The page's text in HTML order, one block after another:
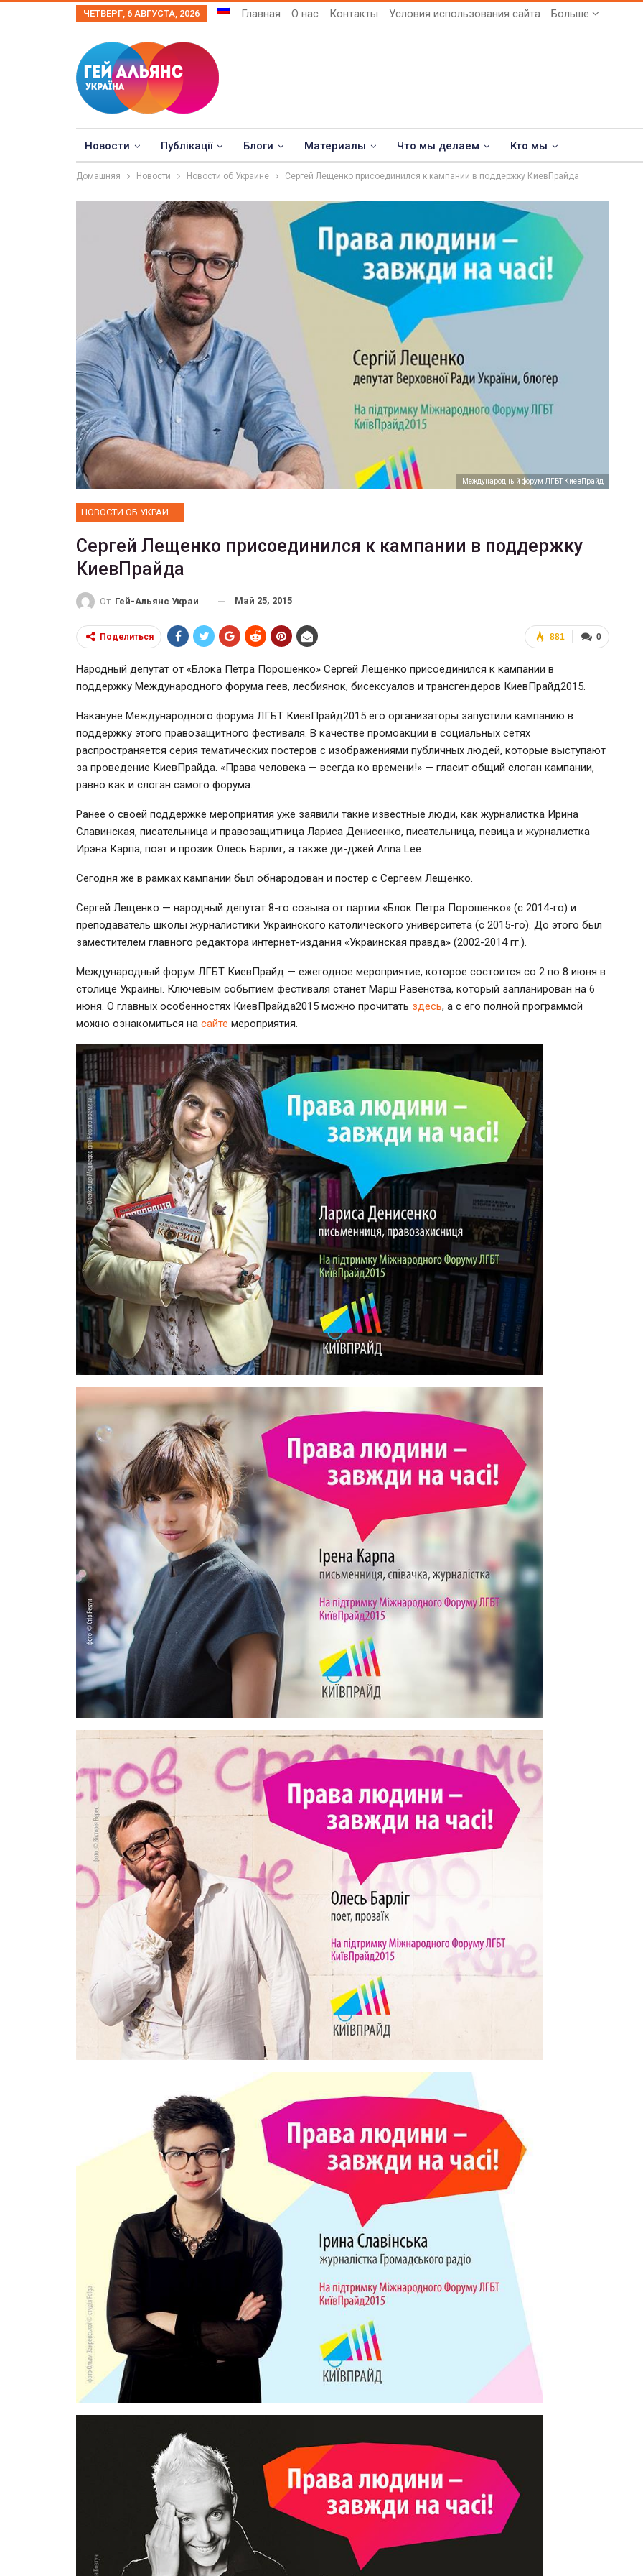
ЧЕТВЕРГ, 6 АВГУСТА, 2026 Главная О нас Контакты Условия использования сайта Больше
Новости Публікації Блоги Материалы Что мы делаем Кто мы
Домашняя Новости Новости об Украине Сергей Лещенко присоединился к кампании в поддержку КиевПрайда
Международный форум ЛГБТ КиевПрайд
НОВОСТИ ОБ УКРАИНЕ
Сергей Лещенко присоединился к кампании в поддержку
КиевПрайда
От Гей-Альянс Украина Май 25, 2015
0
881
Поделиться
Народный депутат от «Блока Петра Порошенко» Сергей Лещенко присоединился к кампании в
поддержку Международного форума геев, лесбиянок, бисексуалов и трансгендеров КиевПрайд2015.
Накануне Международного форума ЛГБТ КиевПрайд2015 его организаторы запустили кампанию в
поддержку этого правозащитного фестиваля. В качестве промоакции в социальных сетях
распространяется серия тематических постеров с изображениями публичных людей, которые выступают
за проведение КиевПрайда. «Права человека — всегда ко времени!» — гласит общий слоган кампании,
равно как и слоган самого форума.
Ранее о своей поддержке мероприятия уже заявили такие известные люди, как журналистка Ирина
Славинская, писательница и правозащитница Лариса Денисенко, писательница, певица и журналистка
Ирэна Карпа, поэт и прозик Олесь Барлиг, а также ди-джей Anna Lee.
Сегодня же в рамках кампании был обнародован и постер с Сергеем Лещенко.
Сергей Лещенко — народный депутат 8-го созыва от партии «Блок Петра Порошенко» (с 2014-го) и
преподаватель школы журналистики Украинского католического университета (с 2015-го). До этого был
заместителем главного редактора интернет-издания «Украинская правда» (2002-2014 гг.).
Международный форум ЛГБТ КиевПрайд — ежегодное мероприятие, которое состоится со 2 по 8 июня в
столице Украины. Ключевым событием фестиваля станет Марш Равенства, который запланирован на 6
июня. О главных особенностях КиевПрайда2015 можно прочитать здесь, а с его полной программой
можно ознакомиться на сайте мероприятия.
ФОТО
Военнослужащие-трансгендеры
ГЕЙ-АЛЬЯНС УКРАИНА Июл 27, 2017
В Берлине отпраздновали
легализацию гей-браков
ГЕЙ-АЛЬЯНС УКРАИНА